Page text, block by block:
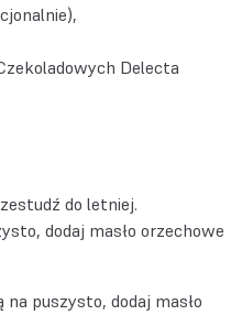
Delecta
do letniej.
dodaj masło orzechowe
puszysto, dodaj masło